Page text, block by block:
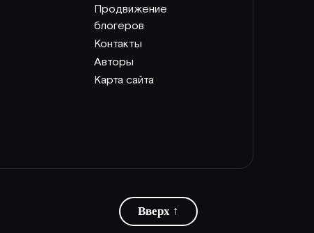
Продвижение
блогеров
Контакты
Авторы
Карта сайта
Вверх ↑